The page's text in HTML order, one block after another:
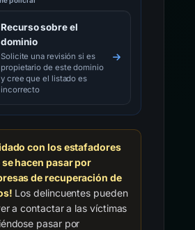
Recurso sobre el
dominio
Solicite una revisión si es
propietario de este dominio
y cree que el listado es
incorrecto
con los estafadores
hacen pasar por
de recuperación de
Los delincuentes pueden
a contactar a las víctimas
pasar por